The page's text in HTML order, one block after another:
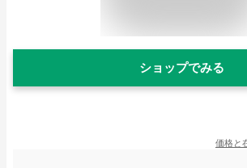
ショップでみる
価格と